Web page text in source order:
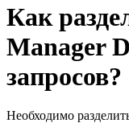
Как
Manager
запросов?
Необходимо